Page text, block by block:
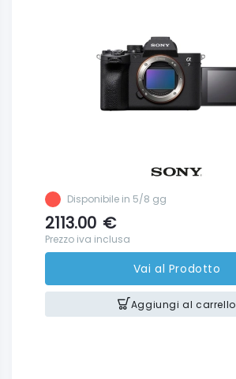
Disponibile in 5/8 gg
2113.00 €
Prezzo iva inclusa
Vai al Prodotto
Aggiungi al carrello